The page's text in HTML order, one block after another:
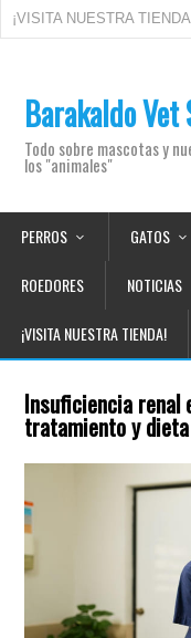
¡VISITA NUESTRA
Barakaldo Vet
Todo sobre mascotas y
los "animales"
PERROS GATOS
ROEDORES NOTICIAS
¡VISITA NUESTRA TIENDA!
Insuficiencia renal
tratamiento y